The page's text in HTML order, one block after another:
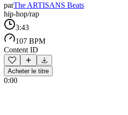
parThe ARTISANS Beats
hip-hop/rap
3:43
107 BPM
Content ID
Acheter le titre
0:00